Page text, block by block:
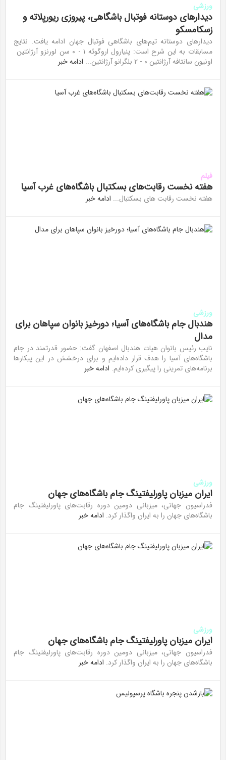
ورزشی
دیدار‌های دوستانه فوتبال باشگاهی، پیروزی ریورپلاته و
زسکامسکو
دیدار‌های دوستانه تیم‌های باشگاهی فوتبال جهان ادامه یافت. نتایج
مسابقات به این شرح است: پنیارول اروگوئه ۱ - ۰ سن لورنزو آرژانتین
اونیون سانتافه آرژانتین ۰ - ۲ بلگرانو آرژانتین...
ادامه خبر
فیلم
هفته نخست رقابت‌های بسکتبال باشگاه‌های غرب آسیا
هفته نخست رقابت های بسکتبال... ادامه خبر
ورزشی
هندبال جام باشگاه‌های آسیا؛ دورخیز بانوان سپاهان برای
مدال
نایب رئیس بانوان هیات هندبال اصفهان گفت: حضور قدرتمند در جام
باشگاه‌های آسیا را هدف قرار داده‌ایم و برای درخشش در این پیکار‌ها
برنامه‌های تمرینی را پیگیری کرده‌ایم. ادامه خبر
ورزشی
ایران میزبان پاورلیفتینگ جام باشگاه‌های جهان
فدراسیون جهانی، میزبانی دومین دوره رقابت‌های پاورلیفتینگ جام
باشگاه‌های جهان را به ایران واگذار کرد. ادامه خبر
ورزشی
ایران میزبان پاورلیفتینگ جام باشگاه‌های جهان
فدراسیون جهانی، میزبانی دومین دوره رقابت‌های پاورلیفتینگ جام
باشگاه‌های جهان را به ایران واگذار کرد. ادامه خبر